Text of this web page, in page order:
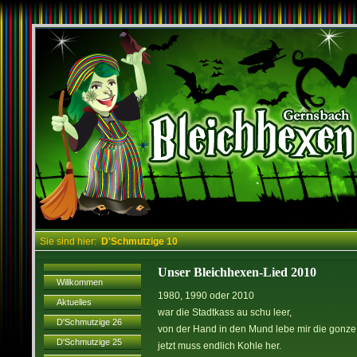
Sie sind hier:D'Schmutzige 10
Willkommen
Aktuelles
D'Schmutzige 26
D'Schmutzige 25
Unser Bleichhexen-Lied 2010
1980, 1990 oder 2010
war die Stadtkass au schu leer,
von der Hand in den Mund lebe mir die
jetzt muss endlich Kohle her.